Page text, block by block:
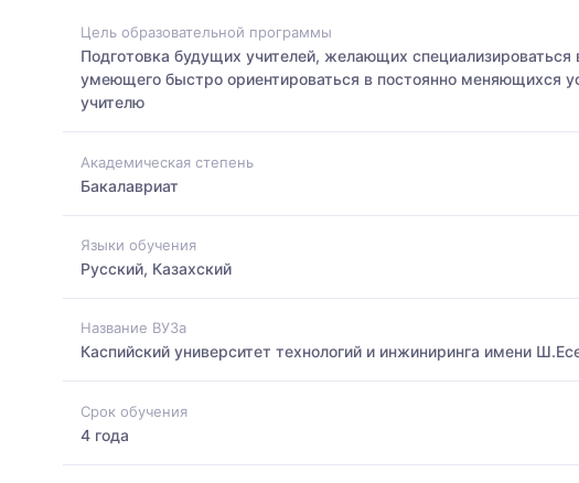
Цель образовательной программы
Подготовка будущих учителей, желающих
умеющего быстро ориентироваться в постоянно меняющихся
учителю
Академическая степень
Бакалавриат
Языки обучения
Русский, Казахский
Название ВУЗа
Каспийский университет технологий и инжиниринга имени
Срок обучения
4 года